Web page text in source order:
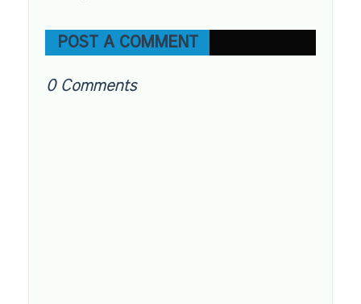
POST A COMMENT
0 Comments